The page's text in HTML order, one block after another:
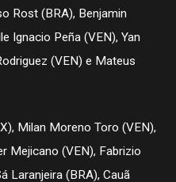
Rost (BRA), Benjamin
Ignacio Peña (VEN), Yan
(VEN) e Mateus
Milan Moreno Toro (VEN),
Mejicano (VEN), Fabrizio
Laranjeira (BRA), Cauã